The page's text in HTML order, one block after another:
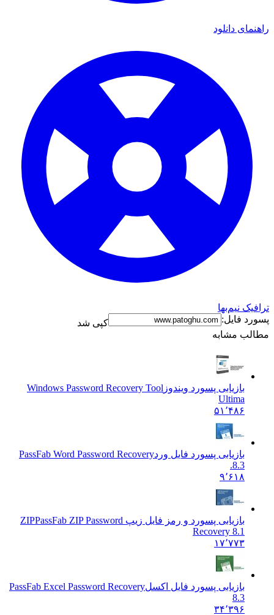
راهنمای دانلود
ترافیک نیم‌بها
پسورد فایل:
کپی شد
مطالب مشابه
بازیابی پسورد ویندوز Windows Password Recovery Tool
Ultima
۵۱٬۴۸۶
بازیابی پسورد فایل وردPassFab Word Password Recovery
8.3.
۹٬۶۱۸
بازیابی پسورد و رمز فایل زیپ ZIP PassFab ZIP Password
Recovery 8.1
۱۷٬۷۷۳
بازیابی پسورد فایل اکسلPassFab Excel Password Recovery
8.3
۳۴٬۳۹۶